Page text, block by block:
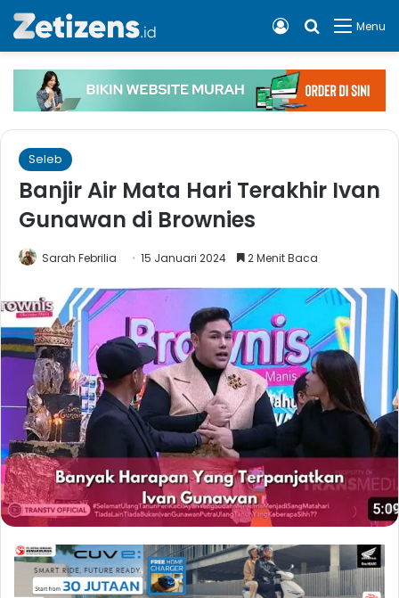
Menu
Cari apa,
Log In
Seleb
Banjir Air Mata Hari Terakhir Ivan
Gunawan di Brownies
Sarah Febrilia 15 Januari 2024 2 Menit Baca